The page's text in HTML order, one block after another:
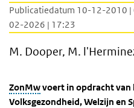
Publicatiedatum 10-12-2010 |
02-2026 | 17:23
M. Dooper, M.
ZonMwvoert in opdracht van
Volksgezondheid, Welzijn en